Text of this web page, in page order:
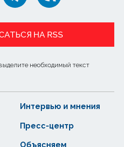
НА RSS
необходимый текст
Интервью и мнения
Пресс-центр
Объясняем